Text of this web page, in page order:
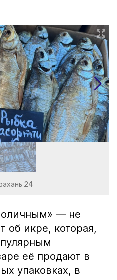
24
— не
об икре, которая,
её продают в
упаковках, в